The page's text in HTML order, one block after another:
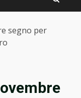
segno per